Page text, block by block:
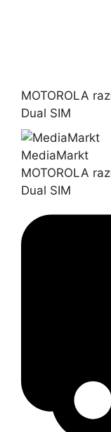
MOTOROLA
Dual SIM
MediaMarkt
MOTOROLA
Dual SIM